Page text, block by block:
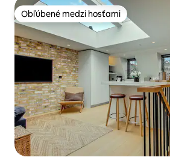
Obľúbené medzi hosťami
Obľúbené medzi hosťami